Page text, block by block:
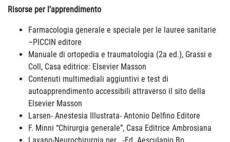
Risorse per l’apprendimento
Farmacologia generale e speciale per le lauree sanitarie
–PICCIN editore
Manuale di ortopedia e traumatologia (2a ed.), Grassi e
Coll, Casa editrice: Elsevier Masson
Contenuti multimediali aggiuntivi e test di
autoapprendimento accessibili attraverso il sito della
Elsevier Masson
Larsen- Anestesia Illustrata- Antonio Delfino Editore
F. Minni “Chirurgia generale”, Casa Editrice Ambrosiana